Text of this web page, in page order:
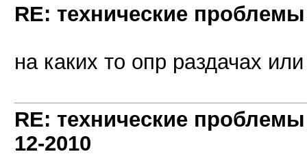
RE: технические
на каких то опр раздачах
RE: технические
12-2010